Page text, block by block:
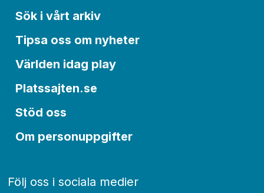
Sök i vårt arkiv
Tipsa oss om nyheter
Världen idag play
Platssajten.se
Stöd oss
Om personuppgifter
Följ oss i sociala medier